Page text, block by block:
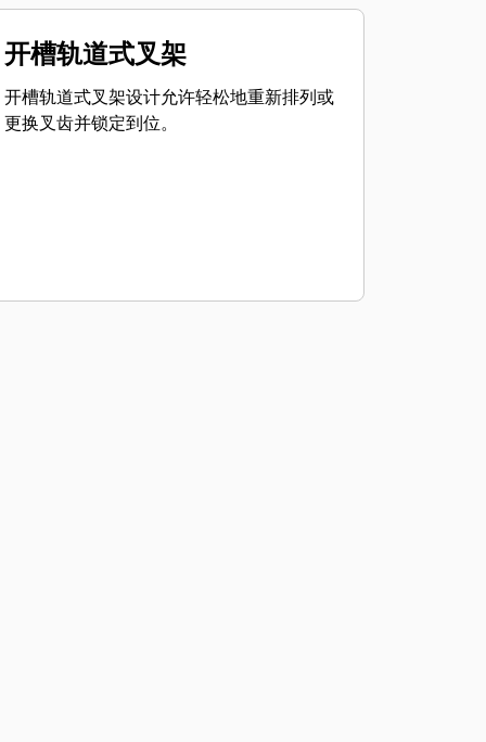
开槽轨道式叉架
开槽轨道式叉架设计允许轻松地重新排列或
更换叉齿并锁定到位。